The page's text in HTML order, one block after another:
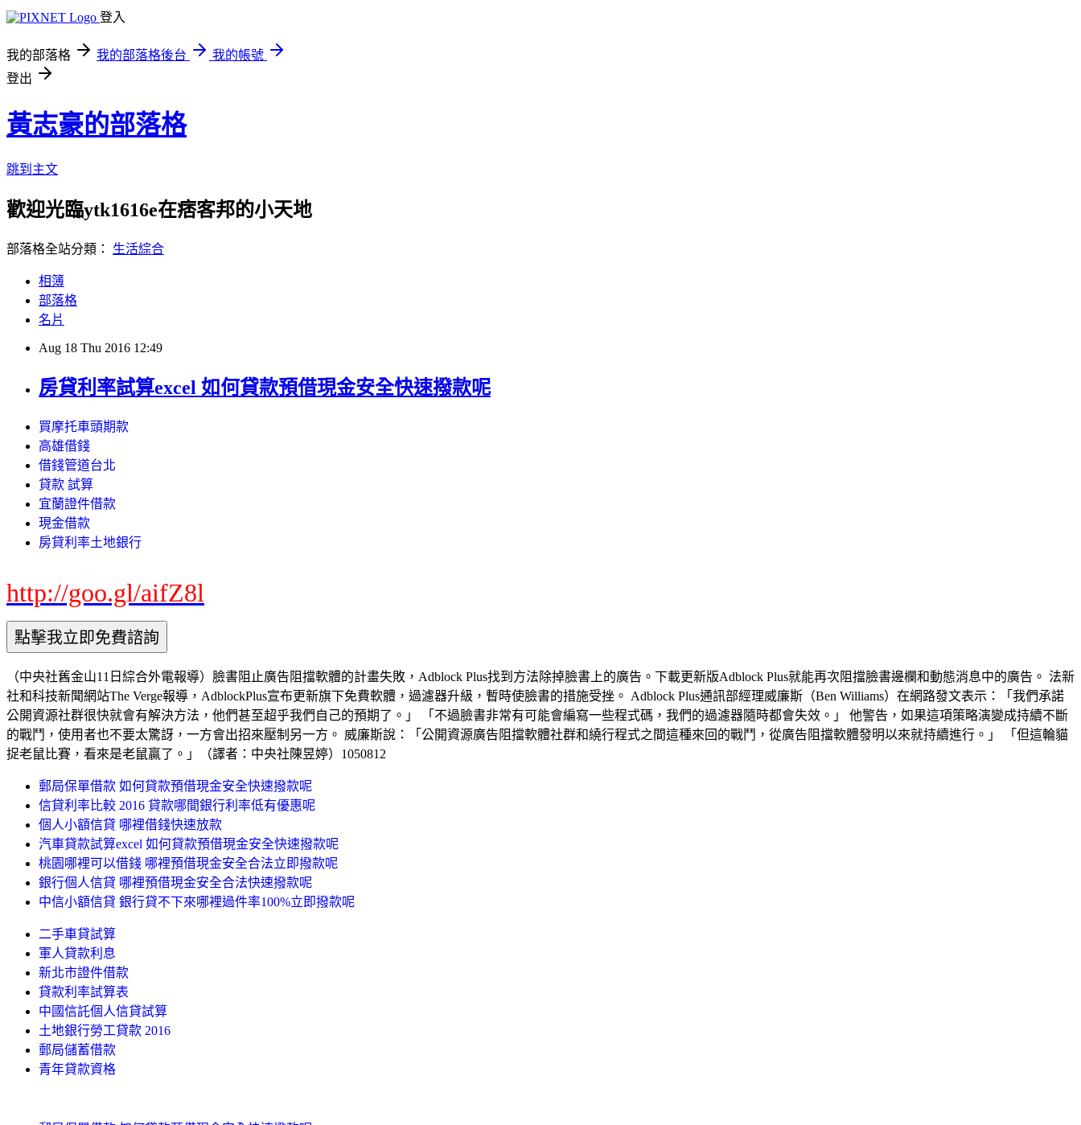
登入
我的部落格 我的部落格後台
我的帳號
登出
黃志豪的部落格
跳到主文
歡迎光臨ytk1616e在痞客邦的小天地
部落格全站分類： 生活綜合
相簿
部落格
名片
Aug 18 Thu 2016 12:49
房貸利率試算excel 如何貸款預借現金安全快速撥款呢
買摩托車頭期款
高雄借錢
借錢管道台北
貸款 試算
宜蘭證件借款
現金借款
房貸利率土地銀行
http://goo.gl/aifZ8l
（中央社舊金山11日綜合外電報導）臉書阻止廣告阻擋軟體的計畫失敗，Adblock Plus找到方法除掉臉書上的廣告。下載更新版Adblock Plus就能再次阻擋臉書邊欄和動態消息中的廣告。 法新
社和科技新聞網站The Verge報導，AdblockPlus宣布更新旗下免費軟體，過濾器升級，暫時使臉書的措施受挫。 Adblock Plus通訊部經理威廉斯（Ben Williams）在網路發文表示：「我們承諾
公開資源社群很快就會有解決方法，他們甚至超乎我們自己的預期了。」 「不過臉書非常有可能會編寫一些程式碼，我們的過濾器隨時都會失效。」 他警告，如果這項策略演變成持續不斷
的戰鬥，使用者也不要太驚訝，一方會出招來壓制另一方。 威廉斯說：「公開資源廣告阻擋軟體社群和繞行程式之間這種來回的戰鬥，從廣告阻擋軟體發明以來就持續進行。」 「但這輪貓
捉老鼠比賽，看來是老鼠贏了。」（譯者：中央社陳昱婷）1050812
郵局保單借款 如何貸款預借現金安全快速撥款呢
信貸利率比較 2016 貸款哪間銀行利率低有優惠呢
個人小額信貸 哪裡借錢快速放款
汽車貸款試算excel 如何貸款預借現金安全快速撥款呢
桃園哪裡可以借錢 哪裡預借現金安全合法立即撥款呢
銀行個人信貸 哪裡預借現金安全合法快速撥款呢
中信小額信貸 銀行貸不下來哪裡過件率100%立即撥款呢
二手車貸試算
軍人貸款利息
新北市證件借款
貸款利率試算表
中國信託個人信貸試算
土地銀行勞工貸款 2016
郵局儲蓄借款
青年貸款資格